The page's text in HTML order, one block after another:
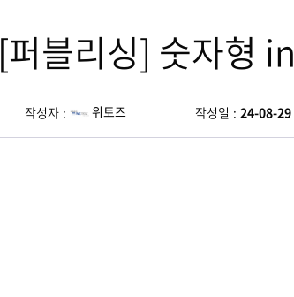
[퍼블리싱] 숫자형
작성자 위토즈 작성일 24-08-